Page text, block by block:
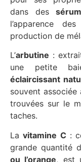
dans des
l’apparence
production de
L’arbutine :
une petite
éclaircissant
souvent associée
trouvées sur le
taches.
Lavitamine C :
grande quantité
ou l’orange, est